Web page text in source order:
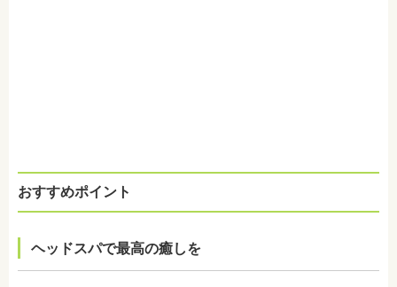
おすすめポイント
ヘッドスパで最高の癒しを